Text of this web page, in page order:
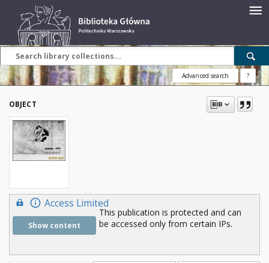
Advanced search ?
OBJECT
Access Limited
Show content
This publication is protected and can
be accessed only from certain IPs.